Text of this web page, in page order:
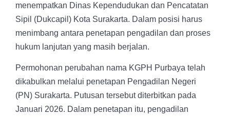
menempatkan Dinas Kependudukan dan Pencatatan
Sipil (Dukcapil) Kota Surakarta. Dalam posisi harus
menimbang antara penetapan pengadilan dan proses
hukum lanjutan yang masih berjalan.
Permohonan perubahan nama KGPH Purbaya telah
dikabulkan melalui penetapan Pengadilan Negeri
(PN) Surakarta. Putusan tersebut diterbitkan pada
Januari 2026. Dalam penetapan itu, pengadilan